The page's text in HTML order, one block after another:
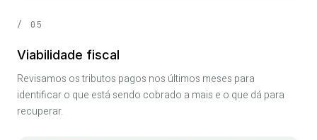
/ 05
Viabilidade fiscal
Revisamos os tributos pagos nos últimos meses para
identificar o que está sendo cobrado a mais e o que dá para
recuperar.